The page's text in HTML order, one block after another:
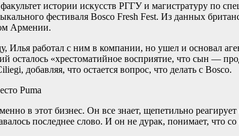
истории искусств РГГУ и магистратуру по
фестиваля Bosco Fresh Fest. Из данных
Армении.
работал с ним в компании, но ушел и основал
«хрестоматийное восприятие, что сын —
добавляя, что остается вопрос, что делать с Bosco.
Puma
в этот бизнес. Он все знает, щепетильно
последнее слово. И он не дурак, понимает, что